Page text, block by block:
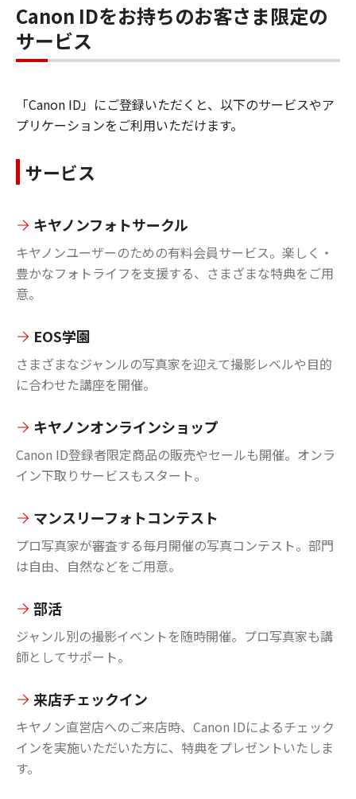
Canon IDをお持ちのお客さま限定の
サービス
「Canon ID」にご登録いただくと、以下のサービスやア
プリケーションをご利用いただけます。
サービス
キヤノンフォトサークル
キヤノンユーザーのための有料会員サービス。楽しく・
豊かなフォトライフを支援する、さまざまな特典をご用
意。
EOS学園
さまざまなジャンルの写真家を迎えて撮影レベルや目的
に合わせた講座を開催。
キヤノンオンラインショップ
Canon ID登録者限定商品の販売やセールも開催。オンラ
イン下取りサービスもスタート。
マンスリーフォトコンテスト
プロ写真家が審査する毎月開催の写真コンテスト。部門
は自由、自然などをご用意。
部活
ジャンル別の撮影イベントを随時開催。プロ写真家も講
師としてサポート。
来店チェックイン
キヤノン直営店へのご来店時、Canon IDによるチェック
インを実施いただいた方に、特典をプレゼントいたしま
す。